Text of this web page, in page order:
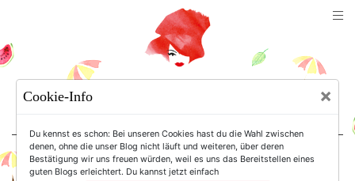
For Women. Not Girls.
Cookie-Info ×
Du kennst es schon: Bei unseren Cookies hast du die Wahl zwischen
denen, ohne die unser Blog nicht läuft und weiteren, über deren
Bestätigung wir uns freuen würden, weil es uns das Bereitstellen eines
guten Blogs erleichtert. Du kannst jetzt einfach